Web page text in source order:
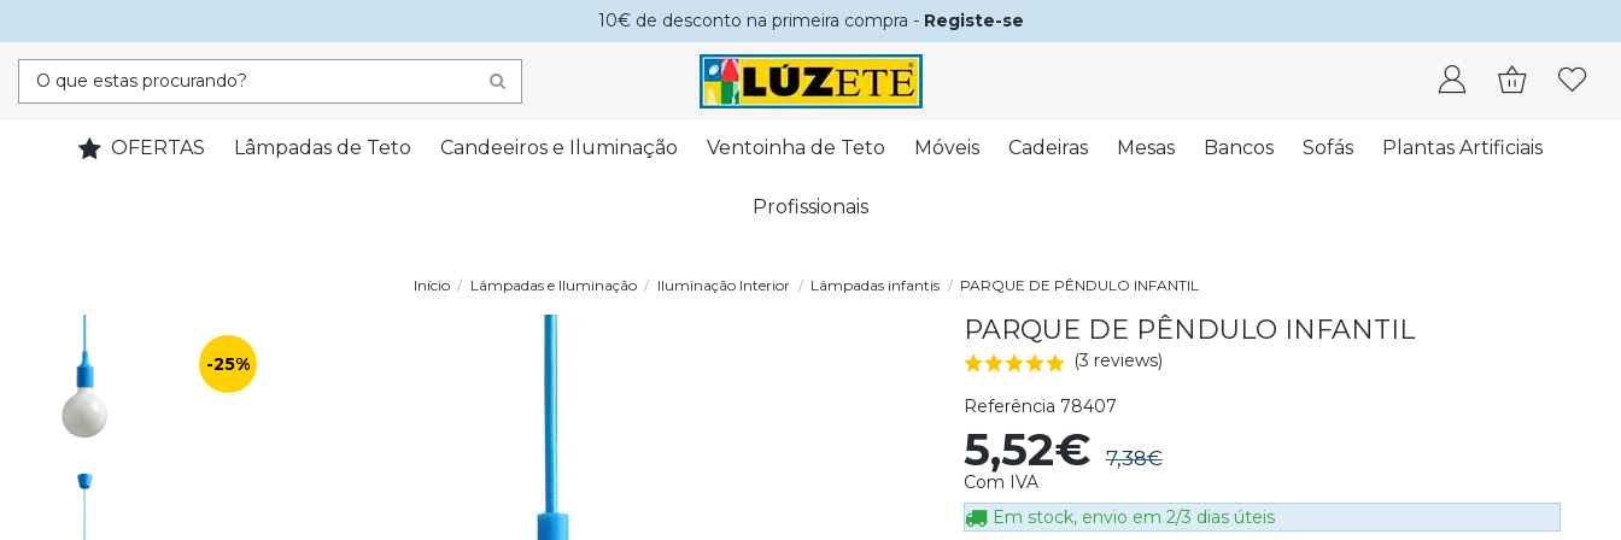
10€ de desconto na primeira compra - Registe-se
OFERTAS Lâmpadas de Teto Candeeiros e Iluminação Ventoinha de Teto Móveis Cadeiras Mesas Bancos Sofás Plantas Artificiais
Profissionais
Início Lâmpadas e Iluminação Iluminação Interior Lâmpadas infantis PARQUE DE PÊNDULO INFANTIL
-25%
PARQUE DE PÊNDULO INFANTIL
(3 reviews)
Referência 78407
5,52€ 7,38€
Com IVA
Em stock, envio em 2/3 dias úteis